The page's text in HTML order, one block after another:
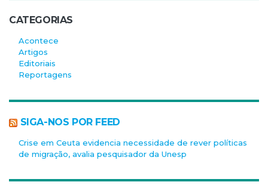
CATEGORIAS
Acontece
Artigos
Editoriais
Reportagens
SIGA-NOS POR FEED
Crise em Ceuta evidencia necessidade de rever políticas
de migração, avalia pesquisador da Unesp